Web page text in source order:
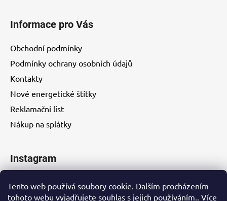
Tento web používá soubory cookie. Dalším procházením
tohoto webu vyjadřujete souhlas s jejich používáním.. Více
Informace pro Vás
Obchodní podmínky
Podmínky ochrany osobních údajů
Kontakty
Nové energetické štítky
Reklamační list
Nákup na splátky
Instagram